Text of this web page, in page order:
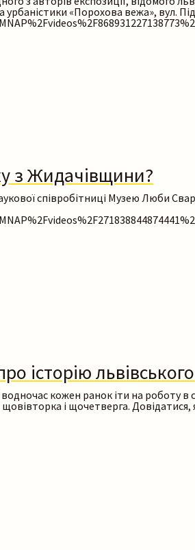
Шукати
урбаністики «Порохова вежа»,
з Жидачівщини?
співробітниці Музею Люби
історію
кожен ранок іти на роботу в
і щочетверга.